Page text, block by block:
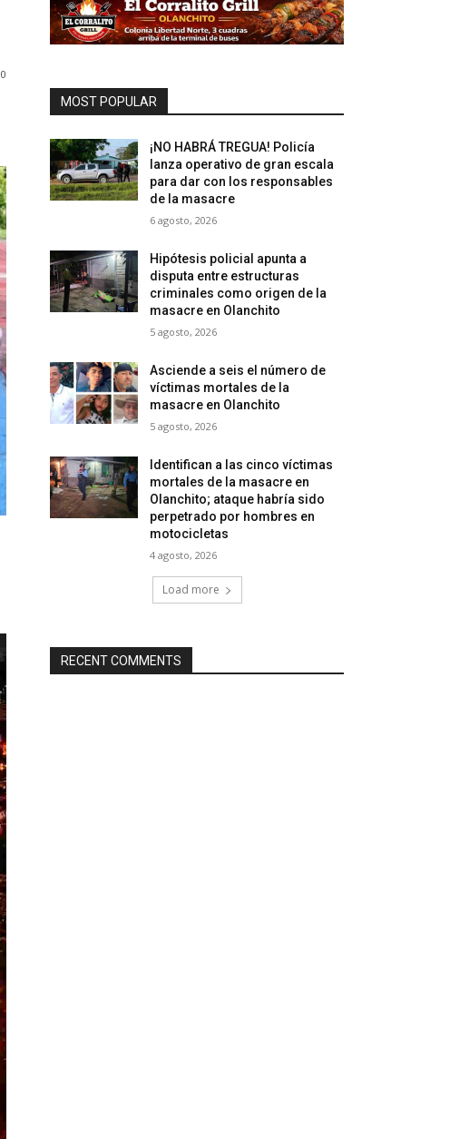
0
MOST POPULAR
¡NO HABRÁ TREGUA! Policía
lanza operativo de gran escala
para dar con los responsables
de la masacre
6 agosto, 2026
Hipótesis policial apunta a
disputa entre estructuras
criminales como origen de la
masacre en Olanchito
5 agosto, 2026
Asciende a seis el número de
víctimas mortales de la
masacre en Olanchito
5 agosto, 2026
Identifican a las cinco víctimas
mortales de la masacre en
Olanchito; ataque habría sido
perpetrado por hombres en
motocicletas
4 agosto, 2026
Load more
RECENT COMMENTS